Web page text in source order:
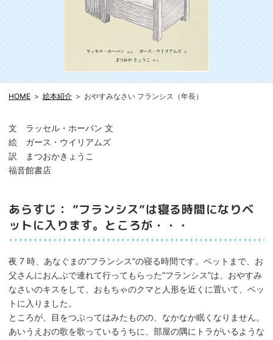
HOME 絵本紹介 おやすみなさい フランシス（年長）
文 ラッセル・ホーバン 文
絵 ガース・ウイリアムズ
訳 まつおかきょうこ
福音館書店
あらすじ： ”フランシス”は寝る時間になりベ
ットに入ります。ところが・・・
夜 7 時、あなぐまの“フランシス”の寝る時間です。ベットまで、お
父さんにおんぶで連れて行ってもらった“フランシス”は、おやすみ
なさいのキスをして、おもちゃのクマと人形を近くに置いて、ベッ
トに入りました。
ところが、目をつぶってはみたものの、なかなか眠くなりません。
あいうえおの歌を歌っているうちに、部屋の隅にトラがいるような